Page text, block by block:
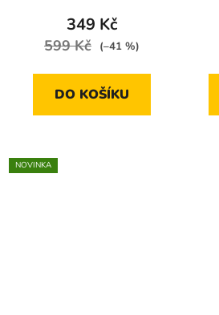
349 Kč
599 Kč (–41 %)
DO KOŠÍKU
NOVINKA